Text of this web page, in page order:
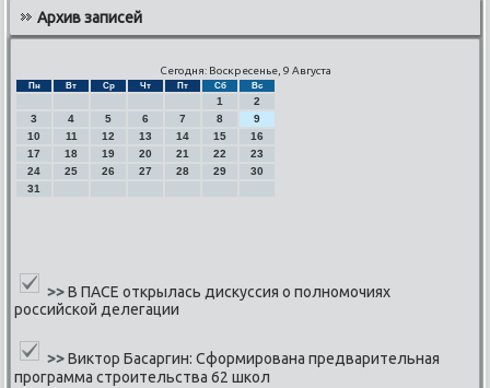
Архив записей
Сегодня: Воскресенье, 9 Августа
Пн Вт Ср Чт Пт Сб Вс
1
2
3
4 5 6 7 8
9
10
11 12 13 14 15
16
17
18 19 20 21 22
23
24
25 26 27 28 29
30
31
>>В ПАСЕ открылась дискуссия о полномочиях
российской делегации
>> Виктор Басаргин: Сформирована предварительная
программа строительства 62 школ